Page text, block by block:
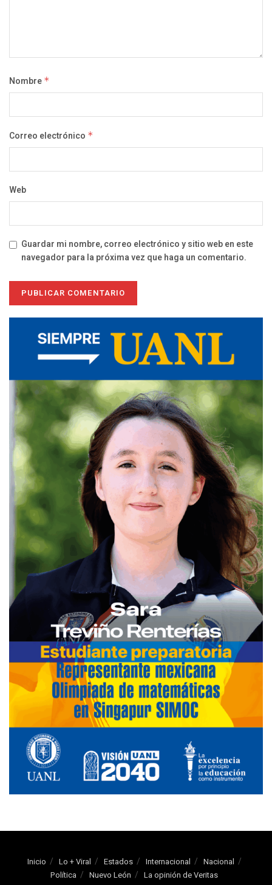
Nombre *
Correo electrónico *
Web
Guardar mi nombre, correo electrónico y sitio web en este
navegador para la próxima vez que haga un comentario.
Inicio Lo + Viral Estados Internacional
Nacional
Política
Nuevo León La opinión de Veritas